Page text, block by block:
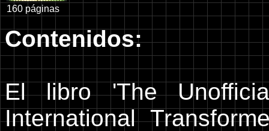
160 páginas
Contenidos:
El libro 'The
International